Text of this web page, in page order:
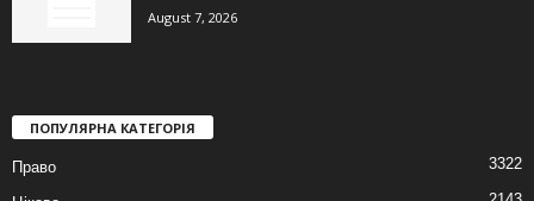
August 7, 2026
ПОПУЛЯРНА КАТЕГОРІЯ
Право 3322